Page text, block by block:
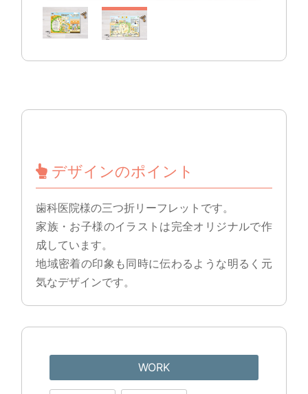
デザインのポイント
歯科医院様の三つ折リーフレットです。
家族・お子様のイラストは完全オリジナルで作
成しています。
地域密着の印象も同時に伝わるような明るく元
気なデザインです。
WORK